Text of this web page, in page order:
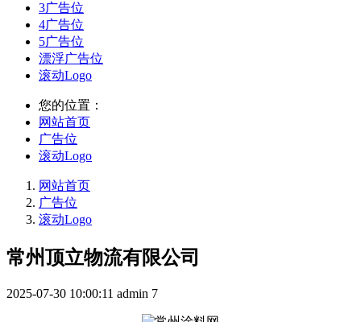
3广告位
4广告位
5广告位
漂浮广告位
滚动Logo
您的位置：
网站首页
广告位
滚动Logo
网站首页
广告位
滚动Logo
常州顶立物流有限公司
2025-07-30 10:00:11 admin 7